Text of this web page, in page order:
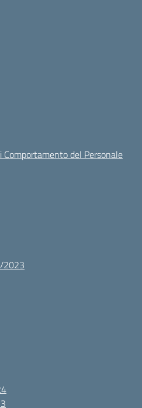
Comportamento del Personale
2023